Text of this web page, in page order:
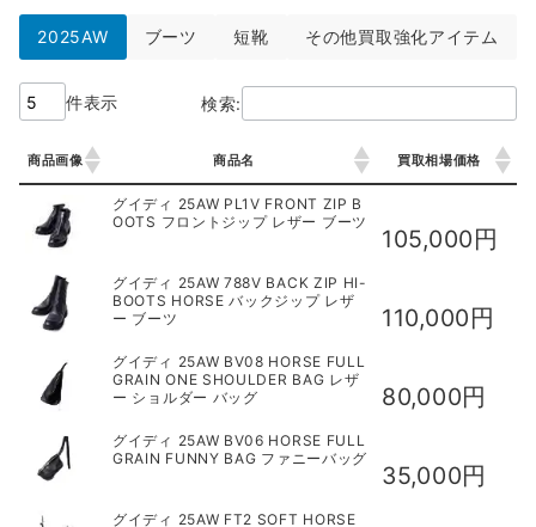
2025AW ブーツ 短靴 その他買取強化アイテム
件表示 検索:
商品画像 商品名 買取相場価格
商品名
グイディ 25AW PL1V FRONT ZIP B
OOTS フロントジップ レザー ブーツ
105,000円
グイディ 25AW 788V BACK ZIP HI-
BOOTS HORSE バックジップ レザ
ー ブーツ
110,000円
グイディ 25AW BV08 HORSE FULL
GRAIN ONE SHOULDER BAG レザ
ー ショルダー バッグ
80,000円
グイディ 25AW BV06 HORSE FULL
GRAIN FUNNY BAG ファニーバッグ
35,000円
グイディ 25AW FT2 SOFT HORSE